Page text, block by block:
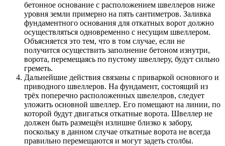
бетонное основание с расположением швеллеров ниже
уровня земли примерно на пять сантиметров. Заливка
фундаментного основания для откатных ворот должно
осуществляться одновременно с несущим швеллером.
Объясняется это тем, что в том случае, если не
получится осуществить заполнение бетоном изнутри,
ворота, перемещаясь по пустому швеллеру, будут сильно
греметь.
Дальнейшие действия связаны с приваркой основного и
приводного швеллеров. На фундамент, состоящий из
трёх поперечно расположенных швелелров, следует
уложить основной швеллер. Его помещают на линии, по
которой будут двигаться откатные ворота. Швеллер не
должен быть размещён излишне близко к забору,
поскольку в данном случае откатные ворота не всегда
правильно перемещаются и могут задеть столбы.